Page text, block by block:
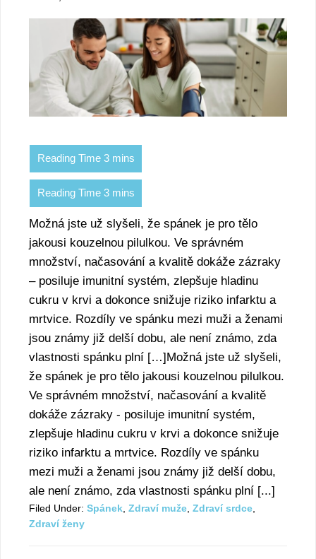
Možná jste už slyšeli, že spánek je pro tělo
jakousi kouzelnou pilulkou. Ve správném
množství, načasování a kvalitě dokáže zázraky
– posiluje imunitní systém, zlepšuje hladinu
cukru v krvi a dokonce snižuje riziko infarktu a
mrtvice. Rozdíly ve spánku mezi muži a ženami
jsou známy již delší dobu, ale není známo, zda
vlastnosti spánku plní […]Možná jste už slyšeli,
že spánek je pro tělo jakousi kouzelnou pilulkou.
Ve správném množství, načasování a kvalitě
dokáže zázraky - posiluje imunitní systém,
zlepšuje hladinu cukru v krvi a dokonce snižuje
riziko infarktu a mrtvice. Rozdíly ve spánku
mezi muži a ženami jsou známy již delší dobu,
ale není známo, zda vlastnosti spánku plní [...]
Filed Under: Spánek Zdraví muže Zdraví srdce
Zdraví ženy